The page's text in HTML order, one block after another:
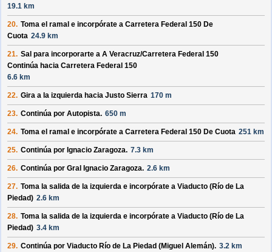
19.1 km
20. Toma el ramal e incorpórate a Carretera Federal 150 De
Cuota 24.9 km
21. Sal para incorporarte a A Veracruz/Carretera Federal 150
Continúa hacia Carretera Federal 150
6.6 km
22. Gira a la izquierda hacia Justo Sierra 170 m
23. Continúa por Autopista. 650 m
24. Toma el ramal e incorpórate a Carretera Federal 150 De Cuota 251 km
25. Continúa por Ignacio Zaragoza. 7.3 km
26. Continúa por Gral Ignacio Zaragoza. 2.6 km
27. Toma la salida de la izquierda e incorpórate a Viaducto (Río de La
Piedad) 2.6 km
28. Toma la salida de la izquierda e incorpórate a Viaducto (Río de La
Piedad) 3.4 km
29. Continúa por Viaducto Río de La Piedad (Miguel Alemán). 3.2 km